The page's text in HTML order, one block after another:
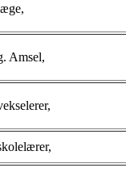
Amsel,